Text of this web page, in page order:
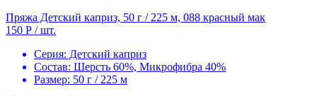
Пряжа Детский каприз, 50 г / 225 м, 088 красный мак
150 Р / шт.
Серия: Детский каприз
Состав: Шерсть 60%, Микрофибра 40%
Размер: 50 г / 225 м